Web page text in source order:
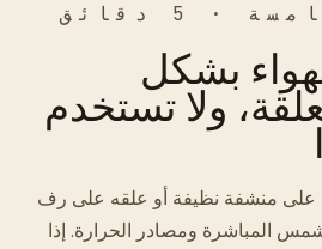
· 5 دقائق
بشكل
ولا تستخدم
منشفة نظيفة أو علقه على رف
المباشرة ومصادر الحرارة. إذا